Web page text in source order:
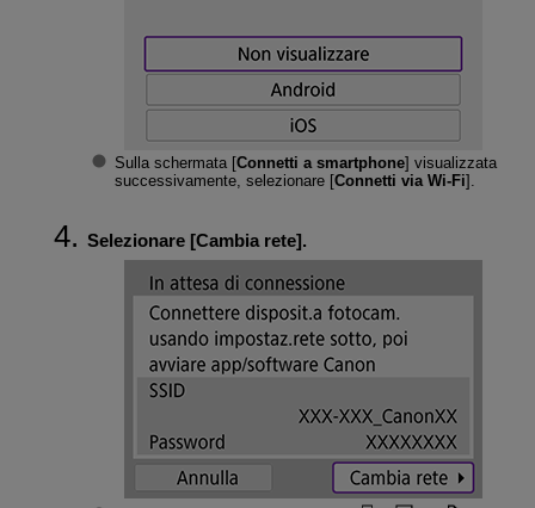
Sulla schermata [Connetti a smartphone] visualizzata
successivamente, selezionare [Connetti via Wi-Fi].
Selezionare [Cambia rete].